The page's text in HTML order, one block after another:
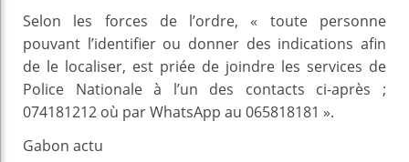
Selon les forces de l’ordre, « toute personne
pouvant l’identifier ou donner des indications afin
de le localiser, est priée de joindre les services de
Police Nationale à l’un des contacts ci-après ;
074181212 où par WhatsApp au 065818181 ».
Gabon actu